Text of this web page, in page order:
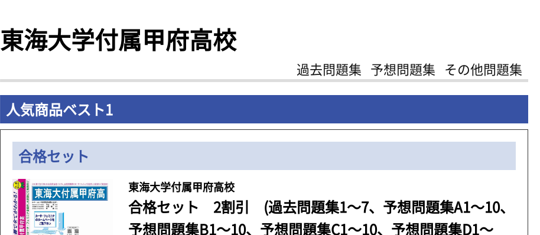
東海大学付属甲府高校
過去問題集 予想問題集 その他問題集
人気商品ベスト1
合格セット
東海大学付属甲府高校
合格セット 2割引 (過去問題集1～7、予想問題集A1～10、
予想問題集B1～10、予想問題集C1～10、予想問題集D1～